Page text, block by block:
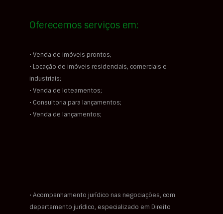
Oferecemos serviços em:
• Venda de imóveis prontos;
• Locação de imóveis residenciais, comerciais e
industriais;
• Venda de loteamentos;
• Consultoria para lançamentos;
• Venda de lançamentos;
• Acompanhamento jurídico nas negociações, com
departamento jurídico, especializado em Direito